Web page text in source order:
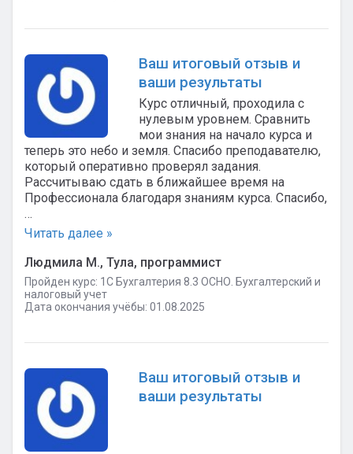
Ваш итоговый отзыв и
ваши результаты
Курс отличный, проходила с
нулевым уровнем. Сравнить
мои знания на начало курса и
теперь это небо и земля. Спасибо преподавателю,
который оперативно проверял задания.
Рассчитываю сдать в ближайшее время на
Профессионала благодаря знаниям курса. Спасибо,
…
Читать далее »
Людмила М., Тула, программист
Пройден курс: 1C Бухгалтерия 8.3 ОСНО. Бухгалтерский и
налоговый учет
Дата окончания учёбы: 01.08.2025
Ваш итоговый отзыв и
ваши результаты